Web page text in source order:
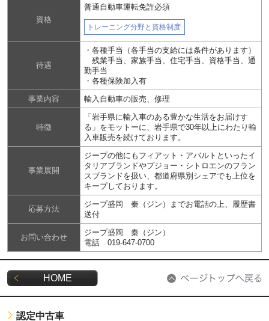
資格
普通自動車運転免許必須
トレーニング分野と資格制度
待遇
・各種手当（各手当の支給には条件があります）
残業手当、家族手当、住宅手当、資格手当、通
勤手当
・各種保険加入有
事業内容
輸入自動車の販売、修理
特徴
「岩手県に輸入車のある豊かな生活をお届けす
る」をモットーに、岩手県で30年以上にわたり輸
入車販売を続けております。
事業展開
ジープの他にもフィアット・アバルトといったイ
タリアブランドやプジョー・シトロエンのフラン
スブランドを扱い、都道府県別シェアでも上位を
キープしております。
応募方法
ジープ盛岡 秦（ジン）までお電話の上、履歴書
送付
お問い合わせ
ジープ盛岡 秦（ジン）
電話 019-647-0700
HOME
認定中古車